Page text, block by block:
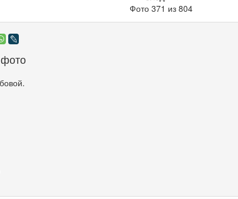
Фото 371 из 804